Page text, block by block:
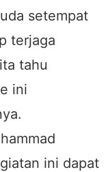
setempat
terjaga
tahu
ini
ini dapat